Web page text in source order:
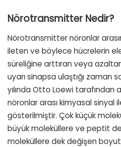
Nörotransmitter Nedir?
Nörotransmitter nöronlar
ileten ve böylece hücrelerin
süreliğine arttıran veya
uyarı sinapsa ulaştığı zaman
yılında Otto Loewi tarafından
nöronlar arası kimyasal sinyal
gösterilmiştir. Çok küçük
büyük moleküllere ve peptit
moleküllere dek değişen